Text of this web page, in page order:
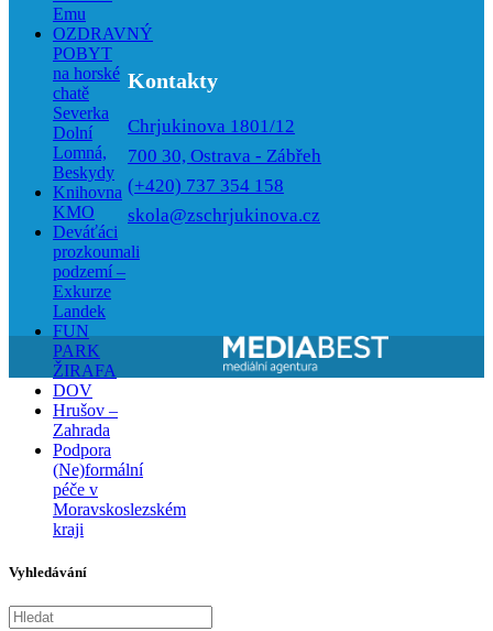
Emu
OZDRAVNÝ
POBYT
na horské
chatě
Severka
Dolní
Lomná,
Beskydy
Knihovna
KMO
Deváťáci
prozkoumali
podzemí –
Exkurze
Landek
FUN
PARK
ŽIRAFA
DOV
Hrušov –
Zahrada
Podpora
(Ne)formální
péče v
Moravskoslezském
kraji
Vyhledávání
Kontakty
Chrjukinova 1801/12
700 30, Ostrava - Zábřeh
(+420) 737 354 158
skola@zschrjukinova.cz